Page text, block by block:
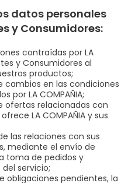
datos personales
y Consumidores:
contraídas por LA
y Consumidores al
productos;
cambios en las condiciones
por LA COMPAÑIA;
ofertas relacionadas con
LA COMPAÑIA y sus
las relaciones con sus
mediante el envío de
toma de pedidos y
servicio;
obligaciones pendientes, la